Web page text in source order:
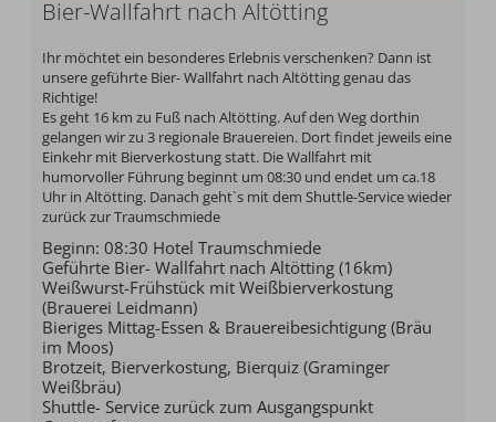
Bier-Wallfahrt nach Altötting
Ihr möchtet ein besonderes Erlebnis verschenken? Dann ist
unsere geführte Bier- Wallfahrt nach Altötting genau das
Richtige!
Es geht 16 km zu Fuß nach Altötting. Auf den Weg dorthin
gelangen wir zu 3 regionale Brauereien. Dort findet jeweils eine
Einkehr mit Bierverkostung statt. Die Wallfahrt mit
humorvoller Führung beginnt um 08:30 und endet um ca.18
Uhr in Altötting. Danach geht`s mit dem Shuttle-Service wieder
zurück zur Traumschmiede
Beginn: 08:30 Hotel Traumschmiede
Geführte Bier- Wallfahrt nach Altötting (16km)
Weißwurst-Frühstück mit Weißbierverkostung
(Brauerei Leidmann)
Bieriges Mittag-Essen & Brauereibesichtigung (Bräu
im Moos)
Brotzeit, Bierverkostung, Bierquiz (Graminger
Weißbräu)
Shuttle- Service zurück zum Ausgangspunkt